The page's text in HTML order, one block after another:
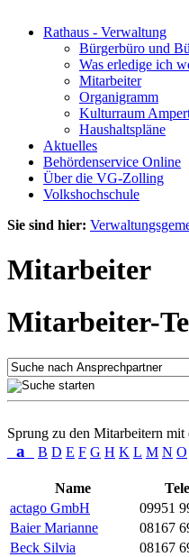
Rathaus - Verwaltung
Bürgerbüro und
Was erledige ich
Mitarbeiter
Organigramm
Kulturraum
Haushaltspläne
Aktuelles
Behördenservice Online
Über die VG-Zolling
Volkshochschule
Sie sind hier:
Mitarbeiter
Mitarbeiter-
Sprung zu den Mitarbeitern mit
a B D E F G H K L M N O
Name
actago GmbH
09951
Baier Marianne
08167
Beck Silvia
08167